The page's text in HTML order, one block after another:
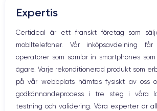
Högtalare
Hem-knappen
Bluetooth
WiFi
Nätverk
Vibration
Prise USB
Expertis
Certideal är ett franskt företag som
mobiltelefoner. Vår inköpsavdelning
operatörer som samlar in smartphones
ägare. Varje rekonditionerad produkt som
på vår webbplats hämtas fysiskt av oss
godkännandeprocess i tre steg i våra
testning och validering. Våra experter är